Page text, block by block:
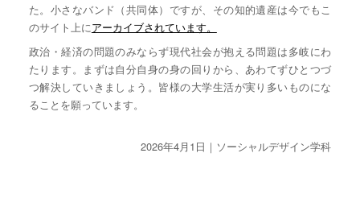
た。小さなバンド（共同体）ですが、その知的遺産は今でもこ
のサイト上にアーカイブされています。
政治・経済の問題のみならず現代社会が抱える問題は多岐にわ
たります。まずは自分自身の身の回りから、あわてずひとつづ
つ解決していきましょう。皆様の大学生活が実り多いものにな
ることを願っています。
2026年4月1日｜ソーシャルデザイン学科